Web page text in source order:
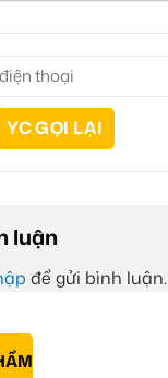
luận
để gửi bình luận.